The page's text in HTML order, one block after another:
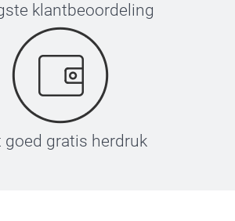
klantbeoordeling
goed gratis herdruk